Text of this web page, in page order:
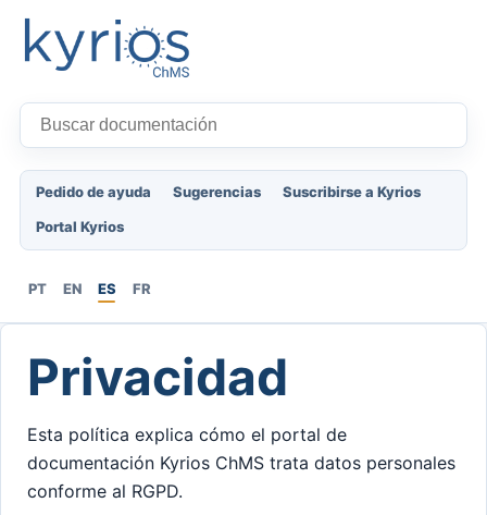
Pedido de ayuda Sugerencias
Suscribirse a Kyrios
Portal Kyrios
PT EN ES FR
Privacidad
Esta política explica cómo el portal de
documentación Kyrios ChMS trata datos personales
conforme al RGPD.